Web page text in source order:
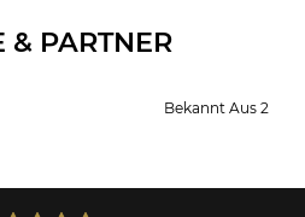
& PARTNER